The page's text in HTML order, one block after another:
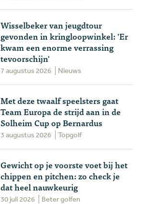
Wisselbeker van jeugdtour
gevonden in kringloopwinkel: 'Er
kwam een enorme verrassing
tevoorschijn'
7 augustus 2026 Nieuws
Met deze twaalf speelsters gaat
Team Europa de strijd aan in de
Solheim Cup op Bernardus
3 augustus 2026 Topgolf
Gewicht op je voorste voet bij het
chippen en pitchen: zo check je
dat heel nauwkeurig
30 juli 2026 Beter golfen